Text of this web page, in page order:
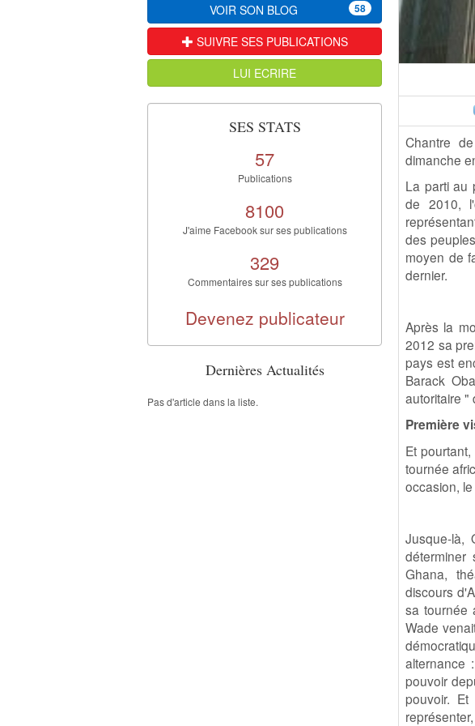
Chantre
dimanche
La parti au
de 2010,
des
moyen de
dernier.
Après la
2012 sa
pays est
Barack
autoritaire "
Première
Et
tournée
occasion,
Jusque-là,
Ghana,
discours
sa tournée
Wade
alternance
pouvoir
pouvoir.
VOIR SON BLOG 58
SUIVRE SES PUBLICATIONS
LUI ECRIRE
SES STATS
57
Publications
8100
J'aime Facebook sur ses publications
329
Commentaires sur ses publications
Devenez publicateur
Dernières Actualités
Pas d'article dans la liste.